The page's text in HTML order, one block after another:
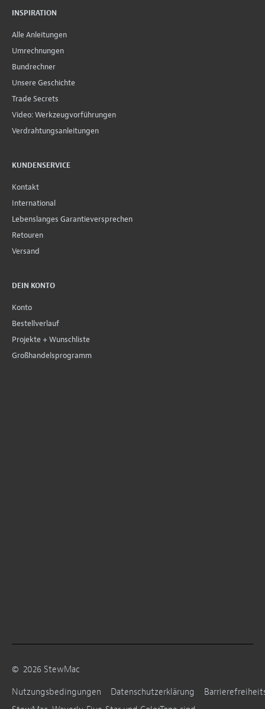
INSPIRATION
Alle Anleitungen
Umrechnungen
Bundrechner
Unsere Geschichte
Trade Secrets
Video: Werkzeugvorführungen
Verdrahtungsanleitungen
KUNDENSERVICE
Kontakt
International
Lebenslanges Garantieversprechen
Retouren
Versand
DEIN KONTO
Konto
Bestellverlauf
Projekte + Wunschliste
Großhandelsprogramm
© 2026 StewMac
Nutzungsbedingungen
Datenschutzerklärung